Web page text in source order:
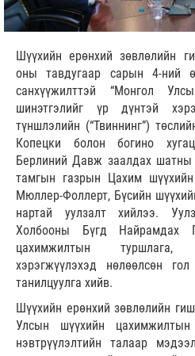
Шүүхийн ерөнхий зөвлөлийн
оны тавдугаар сарын 4-ний
санхүүжилттэй “Монгол
шинэтгэлийг үр дүнтэй
түншлэлийн (“Твиннинг”)
Копецки болон богино
Берлиний Давж заалдах шатны
тамгын газрын Цахим
Мюллер-Фоллерт, Бүсийн
нартай уулзалт хийлээ.
Холбооны Бүгд Найрамдах
цахимжилтын туршлага,
хэрэгжүүлэхэд нөлөөлсөн
танилцуулга хийв.
Шүүхийн ерөнхий зөвлөлийн
Улсын шүүхийн
нэвтрүүлэлтийн талаар